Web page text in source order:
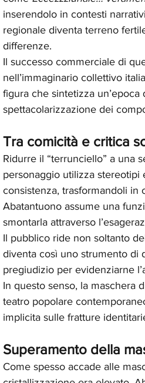
inserendolo in contesti
regionale diventa terreno
differenze.
Il successo commerciale di
nell’immaginario collettivo
figura che sintetizza un’epoca
spettacolarizzazione dei
Tra comicità e critica
Ridurre il “terrunciello” a una
personaggio utilizza stereotipi
consistenza, trasformandoli in
Abatantuono assume una
smontarla attraverso
Il pubblico ride non soltanto
diventa così uno strumento di
pregiudizio per evidenziarne
In questo senso, la maschera
teatro popolare
implicita sulle fratture
Superamento della
Come spesso accade alle